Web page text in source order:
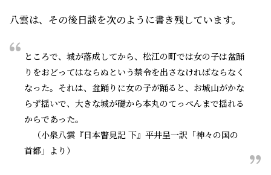
八雲は、その後日談を次のように書き残しています。
ところで、城が落成してから、松江の町では女の子は盆踊
りをおどってはならぬという禁令を出さなければならなく
なった。それは、盆踊りに女の子が踊ると、お城山がかな
らず揺いで、大きな城が礎から本丸のてっぺんまで揺れる
からであった。
（小泉八雲『日本瞥見記 下』平井呈一訳「神々の国の
首都」より）